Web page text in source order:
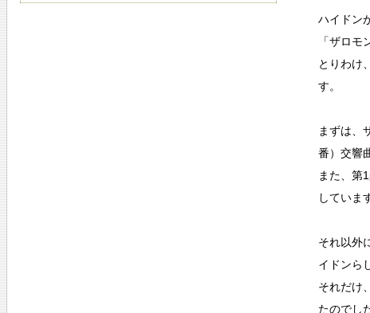
ハイドン
「ザロ
とりわけ
す。
まずは、
番）交響
また、第
していま
それ以外
イドンら
それだけ
たのでし